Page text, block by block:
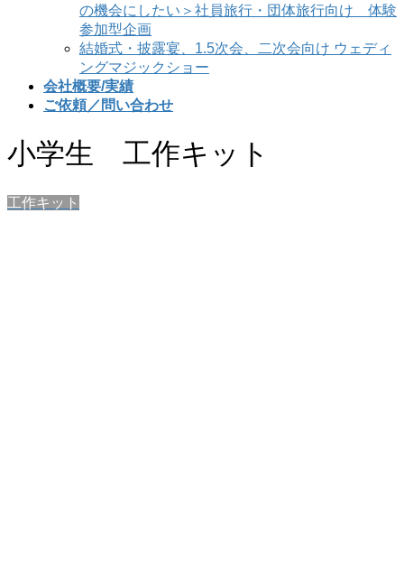
の機会にしたい＞社員旅行・団体旅行向け 体験
参加型企画
結婚式・披露宴、1.5次会、二次会向け ウェディ
ングマジックショー
会社概要/実績
ご依頼／問い合わせ
小学生 工作キット
工作キット